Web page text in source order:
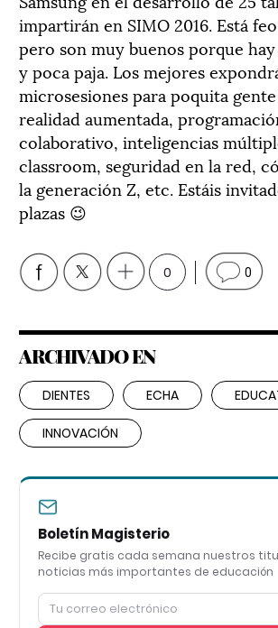
impartirán en SIMO 2016. Está
pero son muy buenos porque
y poca paja. Los mejores
microsesiones para poquita
realidad aumentada,
colaborativo, inteligencias
classroom, seguridad en la red,
la generación Z, etc. Estáis
plazas 😉
0 0
ARCHIVADO EN
DIENTES ECHA
INNOVACIÓN
Boletín Magisterio
Recibe gratis cada semana nuestros
noticias más importantes de educación